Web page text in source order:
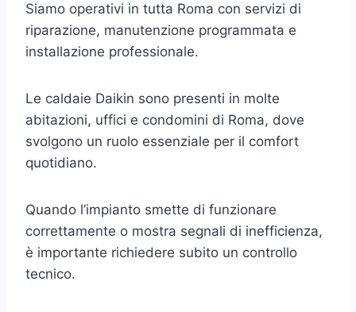
Siamo operativi in tutta Roma con servizi di
riparazione, manutenzione programmata e
installazione professionale.
Le caldaie Daikin sono presenti in molte
abitazioni, uffici e condomini di Roma, dove
svolgono un ruolo essenziale per il comfort
quotidiano.
Quando l’impianto smette di funzionare
correttamente o mostra segnali di inefficienza,
è importante richiedere subito un controllo
tecnico.